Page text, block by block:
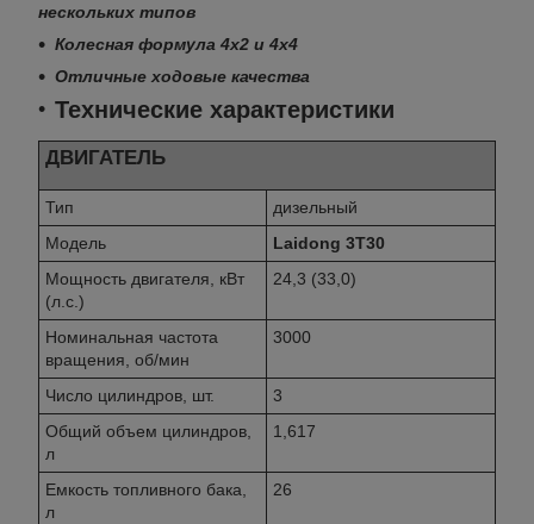
нескольких типов
Колесная формула 4х2 и 4х4
Отличные ходовые качества
Технические характеристики
ДВИГАТЕЛЬ
Тип
дизельный
Модель
Laidong 3Т30
Мощность двигателя, кВт
(л.с.)
24,3 (33,0)
Номинальная частота
вращения, об/мин
3000
Число цилиндров, шт.
3
Общий объем цилиндров,
л
1,617
Емкость топливного бака,
л
26